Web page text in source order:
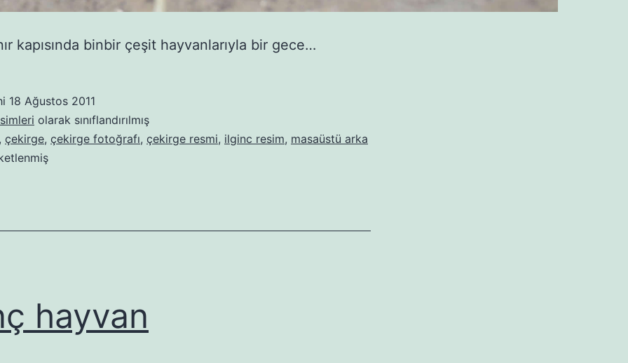
kapısında binbir çeşit hayvanlarıyla bir gece…
18 Ağustos 2011
olarak sınıflandırılmış
çekirge, çekirge fotoğrafı, çekirge resmi, ilginc resim, masaüstü arka
hayvan